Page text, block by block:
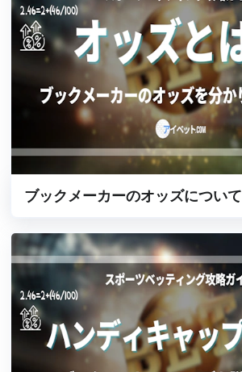
ブックメーカーのオッズについて